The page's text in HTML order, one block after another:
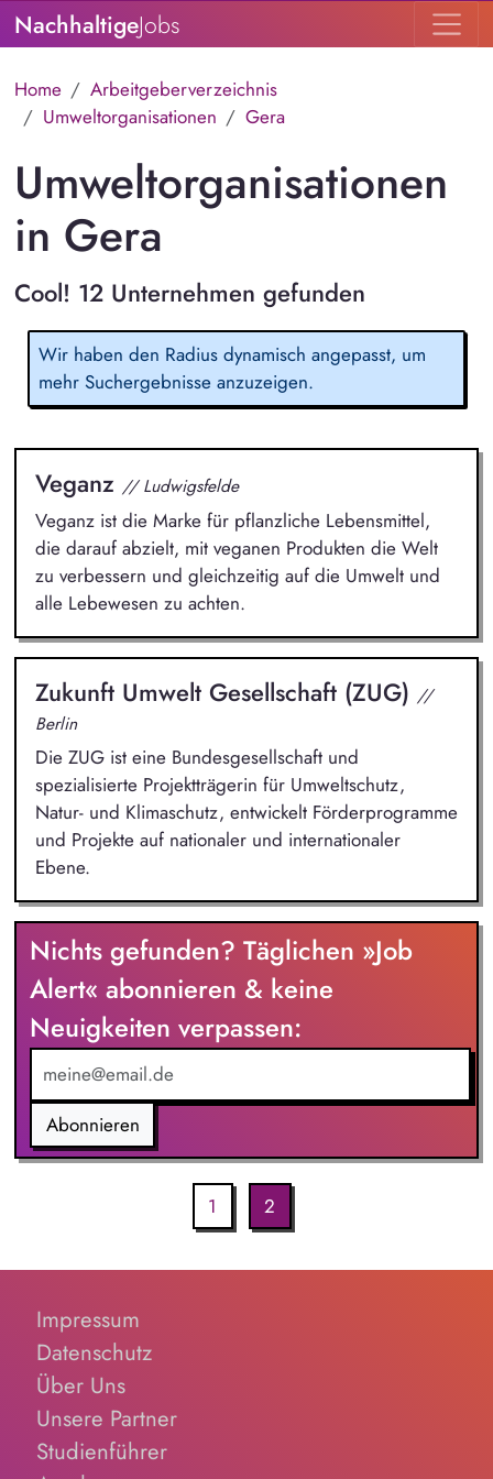
NachhaltigeJobs
Home
Arbeitgeberverzeichnis
Umweltorganisationen
Gera
Umweltorganisationen
in Gera
Cool! 12 Unternehmen gefunden
Wir haben den Radius dynamisch angepasst, um
mehr Suchergebnisse anzuzeigen.
Veganz // Ludwigsfelde
Veganz ist die Marke für pflanzliche Lebensmittel,
die darauf abzielt, mit veganen Produkten die Welt
zu verbessern und gleichzeitig auf die Umwelt und
alle Lebewesen zu achten.
Zukunft Umwelt Gesellschaft (ZUG) //
Berlin
Die ZUG ist eine Bundesgesellschaft und
spezialisierte Projektträgerin für Umweltschutz,
Natur- und Klimaschutz, entwickelt Förderprogramme
und Projekte auf nationaler und internationaler
Ebene.
Nichts gefunden? Täglichen »Job
Alert« abonnieren & keine
Neuigkeiten verpassen:
Abonnieren
1 2
Impressum
Datenschutz
Über Uns
Unsere Partner
Studienführer